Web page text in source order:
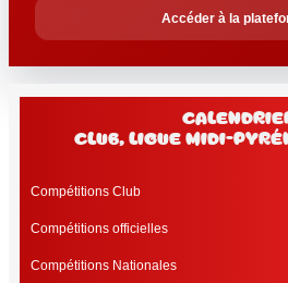
Accéder à la
club, Ligue Midi-
Compétitions Club
Compétitions officielles
Compétitions Nationales